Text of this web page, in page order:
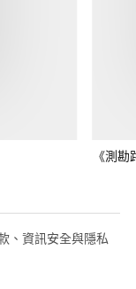
《測
、資訊安全與隱私